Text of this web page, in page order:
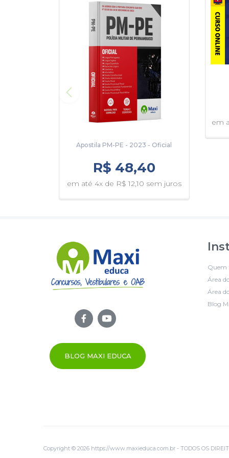
Apostila PM-PE - 2023 - Oficial
R$ 48,40
em até 4x de R$ 12,10 sem juros
em
BLOG MAXI EDUCA
Quem
Área
Área
Blog
Copyright © 2026 https://www.maxieduca.com.br - TODOS OS